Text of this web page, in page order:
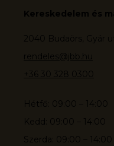
Kereskedelem és
2040 Budaörs, Gyár
rendeles@jbb.hu
+36 30 328 0300
Hétfő: 09:00 – 14:00
Kedd: 09:00 – 14:00
Szerda: 09:00 – 14:00